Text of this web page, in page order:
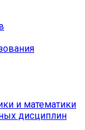
и математики
дисциплин